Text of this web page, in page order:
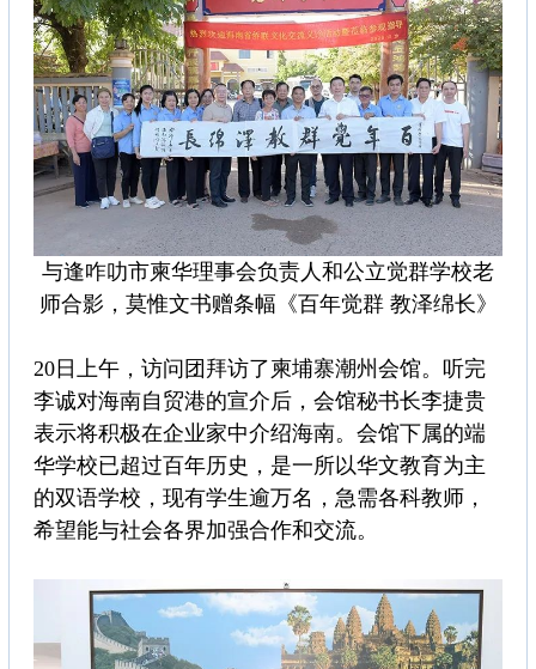
与逢咋叻市柬华理事会负责人和公立觉群学校老
师合影，莫惟文书赠条幅《百年觉群 教泽绵长》
20日上午，访问团拜访了柬埔寨潮州会馆。听完
李诚对海南自贸港的宣介后，会馆秘书长李捷贵
表示将积极在企业家中介绍海南。会馆下属的端
华学校已超过百年历史，是一所以华文教育为主
的双语学校，现有学生逾万名，急需各科教师，
希望能与社会各界加强合作和交流。